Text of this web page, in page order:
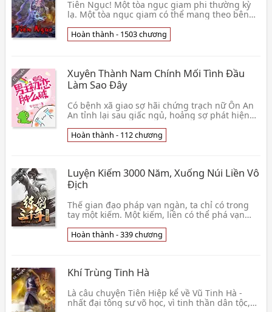
Tiên Ngục! Một tòa ngục giam phi thường kỳ
lạ. Một tòa ngục giam có thể mang theo bên
bắt bất 👦 Chử Tửu Luận Già Phê
Hoàn thành - 1503 chương
Xuyên Thành Nam Chính Mối Tình Đầu
Làm Sao Đây
Có bệnh xã giao sợ hãi chứng trạch nữ Ôn An
An tỉnh lại sau giấc ngủ, hoảng sợ phát hiện
cái mới👦 An Hướng Dương
Hoàn thành - 112 chương
Luyện Kiếm 3000 Năm, Xuống Núi Liền Vô
Địch
Thế gian đạo pháp vạn ngàn, ta chỉ có trong
tay một kiếm. Một kiếm, liền có thể phá vạn
ba n👦 Ai Nha Hạ Vũ Liễu
Hoàn thành - 339 chương
Khí Trùng Tinh Hà
Là câu chuyện Tiên Hiệp kể về Vũ Tinh Hà -
nhất đại tông sư võ học, vì tinh thần dân tộc,